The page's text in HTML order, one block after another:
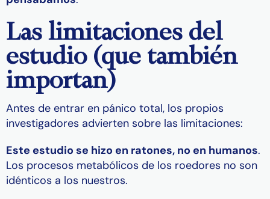
Las limitaciones del
estudio (que también
importan)
Antes de entrar en pánico total, los propios
investigadores advierten sobre las limitaciones:
Este estudio se hizo en ratones, no en humanos.
Los procesos metabólicos de los roedores no son
idénticos a los nuestros.